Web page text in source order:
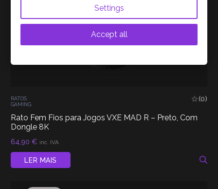
RATOS
GAMING
(0)
Rato Fem Fios para Jogos VXE MAD R – Preto, Com
Dongle 8K
64,90€ inc. IVA
LER MAIS
Settings
Accept all